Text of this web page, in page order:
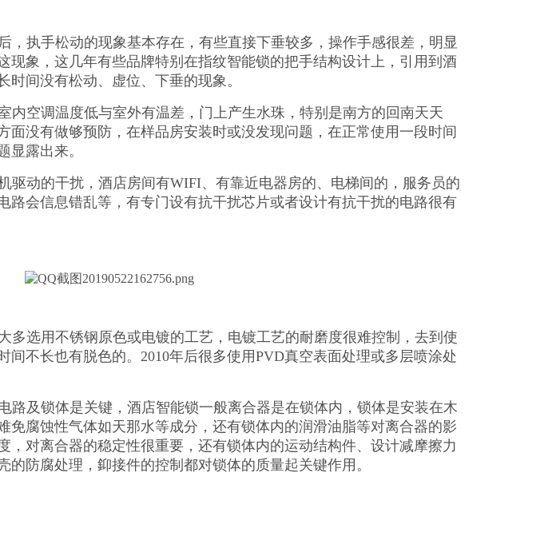
，执手松动的现象基本存在，有些直接下垂较多，操作手感很差，明显
现象，这几年有些品牌特别在指纹智能锁的把手结构设计上，引用到酒
间没有松动、虚位、下垂的现象。
内空调温度低与室外有温差，门上产生水珠，特别是南方的回南天天
面没有做够预防，在样品房安装时或没发现问题，在正常使用一段时间
显露出来。
驱动的干扰，酒店房间有WIFI、有靠近电器房的、电梯间的，服务员的
路会信息错乱等，有专门设有抗干扰芯片或者设计有抗干扰的电路很有
多选用不锈钢原色或电镀的工艺，电镀工艺的耐磨度很难控制，去到使
间不长也有脱色的。2010年后很多使用PVD真空表面处理或多层喷涂处
路及锁体是关键，酒店智能锁一般离合器是在锁体内，锁体是安装在木
免腐蚀性气体如天那水等成分，还有锁体内的润滑油脂等对离合器的影
，对离合器的稳定性很重要，还有锁体内的运动结构件、设计减摩擦力
防腐处理，䤝接件的控制都对锁体的质量起关键作用。